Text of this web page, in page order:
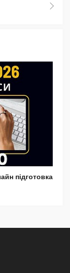
підготовка